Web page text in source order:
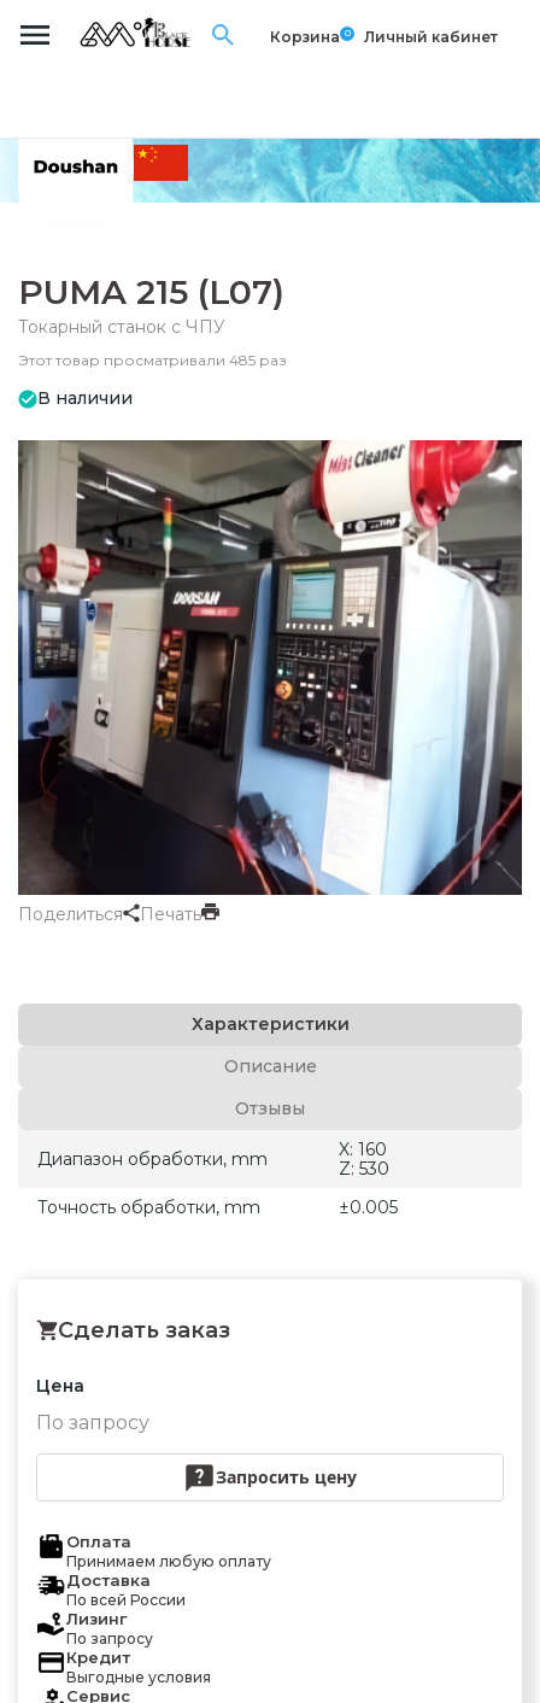
Корзина 0 Личный кабинет
PUMA 215 (L07)
Токарный станок с ЧПУ
Этот товар просматривали 485 раз
В наличии
Поделиться Печать
Характеристики
Описание
Отзывы
Диапазон обработки, mm
X: 160
Z: 530
Точность обработки, mm
±0.005
Сделать заказ
Цена
По запросу
Запросить цену
Оплата
Принимаем любую оплату
Доставка
По всей России
Лизинг
По запросу
Кредит
Выгодные условия
Сервис